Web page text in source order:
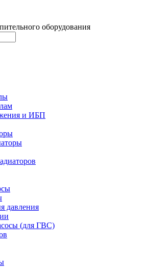
оборудования
и ИБП
давления
(для ГВС)